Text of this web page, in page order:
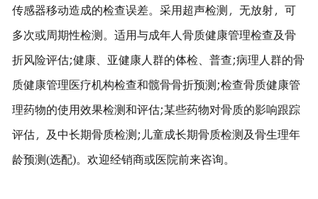
传感器移动造成的检查误差。采用超声检测，无放射，可
多次或周期性检测。适用与成年人骨质健康管理检查及骨
折风险评估;健康、亚健康人群的体检、普查;病理人群的骨
质健康管理医疗机构检查和髋骨骨折预测;检查骨质健康管
理药物的使用效果检测和评估;某些药物对骨质的影响跟踪
评估，及中长期骨质检测;儿童成长期骨质检测及骨生理年
龄预测(选配)。欢迎经销商或医院前来咨询。